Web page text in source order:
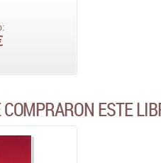
ESTE